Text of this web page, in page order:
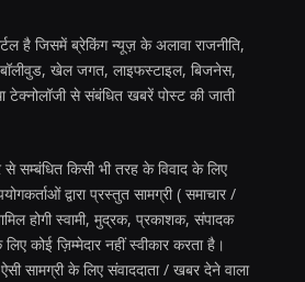
है जिसमें ब्रेकिंग न्यूज़ के अलावा राजनीति,
खेल जगत, लाइफस्टाइल, बिजनेस,
टेक्नोलॉजी से संबंधित खबरें पोस्ट की जाती
सम्बंधित किसी भी तरह के विवाद के लिए
द्वारा प्रस्तुत सामग्री ( समाचार /
होगी स्वामी, मुद्रक, प्रकाशक, संपादक
कोई ज़िम्मेदार नहीं स्वीकार करता है।
सामग्री के लिए संवाददाता / खबर देने वाला